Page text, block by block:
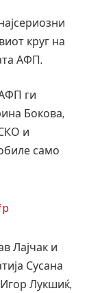
круг на
АФП.
ги
Бокова,
и
само
Лајчак и
Сусана
Лукшиќ,